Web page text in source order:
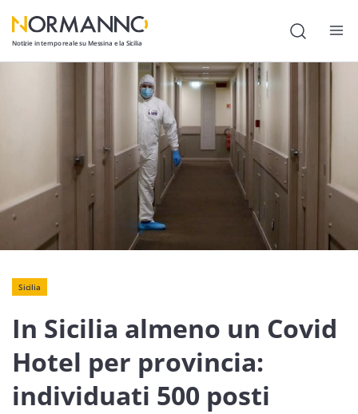
Notizie in tempo reale su Messina e la Sicilia
Politica
Cultura
Lavoro
Economia
Sport
Sicilia
Sicilia
In Sicilia almeno un Covid
Hotel per provincia:
individuati 500 posti